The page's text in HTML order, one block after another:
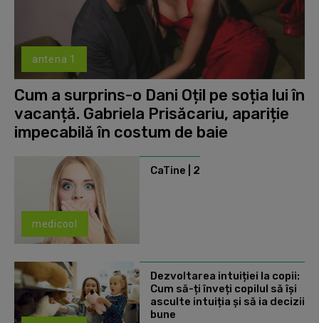
antena 1
Cum a surprins-o Dani Oțil pe soția lui în
vacanță. Gabriela Prisăcariu, apariție
impecabilă în costum de baie
medicool
CaTine | 2
Dezvoltarea intuiției la copii:
Cum să-ți înveți copilul să își
asculte intuiția și să ia decizii
bune